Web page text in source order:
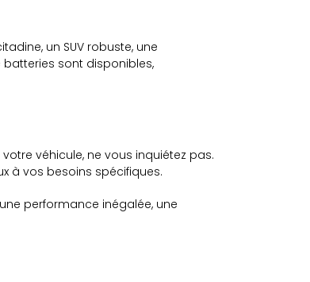
un SUV robuste, une
sont disponibles,
véhicule, ne vous inquiétez pas.
à vos besoins spécifiques.
performance inégalée, une